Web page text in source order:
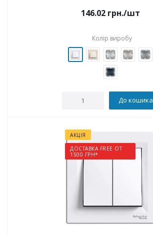
146.02грн./шт
Колір виробу
До кошика
АКЦІЯ
ДОСТАВКА FREE ОТ
1500 ГРН*